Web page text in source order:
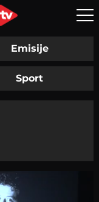
Emisije
Sport